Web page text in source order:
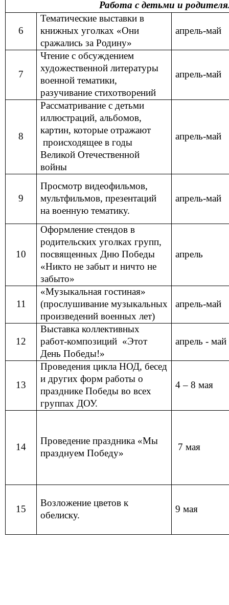
Работа с детьми и
6
Тематические выставки в
книжных уголках «Они
сражались за Родину»
апрель-май
7
Чтение с обсуждением
художественной литературы
военной тематики,
разучивание стихотворений
апрель-май
8
Рассматривание с детьми
иллюстраций, альбомов,
картин, которые отражают
происходящее в годы
Великой Отечественной
войны
апрель-май
9
Просмотр видеофильмов,
мультфильмов, презентаций
на военную тематику.
апрель-май
10
Оформление стендов в
родительских уголках групп,
посвященных Дню Победы
«Никто не забыт и ничто не
забыто»
апрель
11
«Музыкальная гостиная»
(прослушивание музыкальных
произведений военных лет)
апрель-май
12
Выставка коллективных
работ-композиций «Этот
День Победы!»
апрель - май
13
Проведения цикла НОД, бесед
и других форм работы о
празднике Победы во всех
группах ДОУ.
4 – 8 мая
14
Проведение праздника «Мы
празднуем Победу»
7 мая
15
Возложение цветов к
обелиску.
9 мая